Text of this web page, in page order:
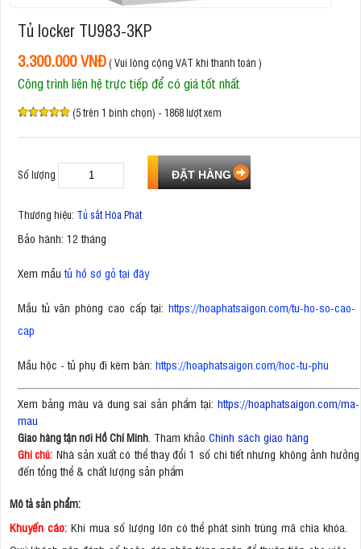
Tủ locker TU983-3KP
3.300.000 VNĐ( Vui lòng cộng VAT khi thanh toán )
Công trình liên hệ trực tiếp để có giá tốt nhất
(5 trên 1 bình chọn) - 1868 lượt xem
Số lượng
Thương hiệu: Tủ sắt Hòa Phát
Bảo hành: 12 tháng
Xem mẫutủ hồ sơ gỗ tại đây
Mẫu tủ văn phòng cao cấp tại: https://hoaphatsaigon.com/tu-ho-so-cao-
cap
Mẫu hộc - tủ phụ đi kèm bàn: https://hoaphatsaigon.com/hoc-tu-phu
Xem bảng màu và dung sai sản phẩm tại: https://hoaphatsaigon.com/ma-
mau
Giao hàng tận nơi Hồ Chí Minh . Tham khảo Chính sách giao hàng
Ghi chú: Nhà sản xuất có thể thay đổi 1 số chi tiết nhưng không ảnh hưởng
đến tổng thể & chất lượng sản phẩm
Mô tả sản phẩm:
Khuyến cáo:Khi mua số lượng lớn có thể phát sinh trùng mã chìa khóa.